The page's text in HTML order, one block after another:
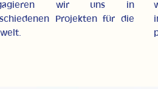
wir uns in
Projekten für die